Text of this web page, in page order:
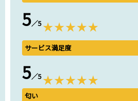
5／5
サービス満足度
5／5
匂い